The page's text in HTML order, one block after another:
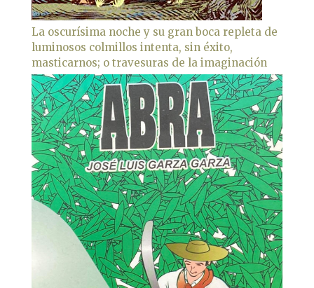
La oscurísima noche y su gran boca repleta de
luminosos colmillos intenta, sin éxito,
masticarnos; o travesuras de la imaginación